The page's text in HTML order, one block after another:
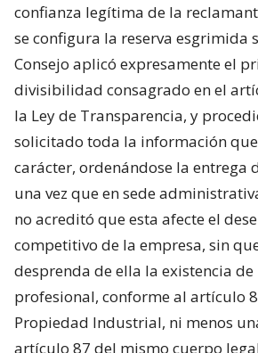
confianza legítima de la
se configura la reserva esgrimida
Consejo aplicó expresamente el
divisibilidad consagrado en el
la Ley de Transparencia, y
solicitado toda la información
carácter, ordenándose la entrega
una vez que en sede
no acreditó que esta afecte el
competitivo de la empresa, sin
desprenda de ella la existencia de
profesional, conforme al artículo
Propiedad Industrial, ni menos
artículo 87 del mismo cuerpo